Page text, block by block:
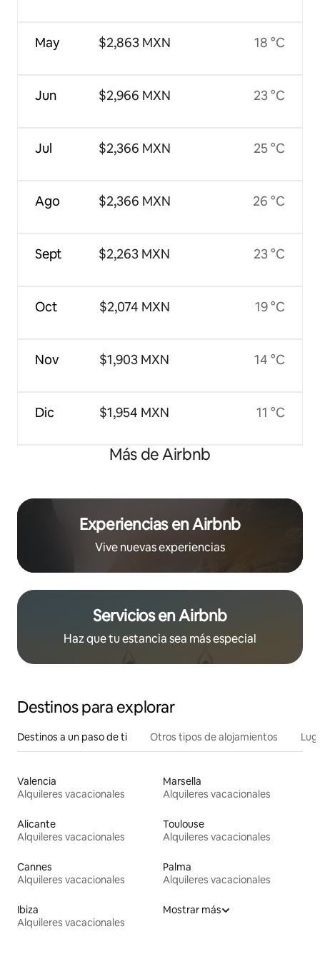
May
Jun
Jul
Ago
Sept
Oct
Nov
Dic
$2,863 MXN
$2,966 MXN
$2,366 MXN
$2,366 MXN
$2,263 MXN
$2,074 MXN
$1,903 MXN
$1,954 MXN
18 °C
23 °C
25 °C
26 °C
23 °C
19 °C
14 °C
11 °C
Más de Airbnb
Experiencias en Airbnb
Vive nuevas experiencias
Servicios en Airbnb
Haz que tu estancia sea más especial
Destinos para explorar
Destinos a un paso de ti Otros tipos de alojamientos
Valencia
Alquileres vacacionales
Marsella
Alquileres vacacionales
Alicante
Alquileres vacacionales
Toulouse
Alquileres vacacionales
Cannes
Alquileres vacacionales
Palma
Alquileres vacacionales
Ibiza
Alquileres vacacionales
Mostrar más